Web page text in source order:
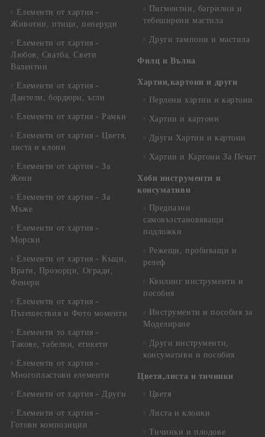
Елементи от хартия -
Животни, птици, пеперуди
Елементи от хартия -
Любов, Сватба, Свети
Валентин
Елементи от хартия -
Дантели, бордюри, ъгли
Елементи от хартия - Рамки
Елементи от хартия - Цветя,
листа и клони
Елементи от хартия - За
Жени
Елементи от хартия - За
Мъже
Елементи от хартия -
Морски
Елементи от хартия - Къщи,
Врати, Прозорци, Огради,
Фенери
Елементи от хартия -
Пътешествия и Фото моменти
Елементи то хартия -
Такове, табелки, етикети
Елементи от хартия -
Многопластови елементи
Елементи от хартия - Други
Елементи от хартия -
Готови композиции
Пигментни, багрилни и
тебеширени мастила
Други тампони и мастила
Филц и Вълна
Хартии,картони и други
Перлени хартии и картони
Хартии и картони
Други Хартии и картони
Хартии и Картони За Печат
Хоби инструменти и
консумативи
Предпазни
самовъзстановяващи
подложки
Режещи, пробиващи и
релеф
Квилинг инструменти и
пособия
Инструменти и пособия за
Моделиране
Други инструменти,
консумативи и пособия
Цветя,листа и тичинки
Цветя
Листа и клонки
Тичинки и плодове